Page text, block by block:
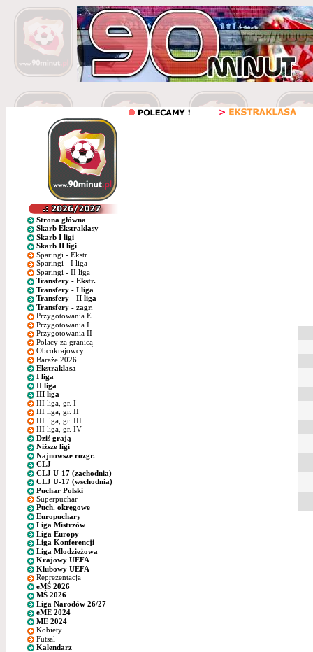
Strona główna
Skarb Ekstraklasy
Skarb I ligi
Skarb II ligi
Sparingi - Ekstr.
Sparingi - I liga
Sparingi - II liga
Transfery - Ekstr.
Transfery - I liga
Transfery - II liga
Transfery - zagr.
Przygotowania E
Przygotowania I
Przygotowania II
Polacy za granicą
Obcokrajowcy
Baraże 2026
Ekstraklasa
I liga
II liga
III liga
III liga, gr. I
III liga, gr. II
III liga, gr. III
III liga, gr. IV
Dziś grają
Niższe ligi
Najnowsze rozgr.
CLJ
CLJ U-17 (zachodnia)
CLJ U-17 (wschodnia)
Puchar Polski
Superpuchar
Puch. okręgowe
Europuchary
Liga Mistrzów
Liga Europy
Liga Konferencji
Liga Młodzieżowa
Krajowy UEFA
Klubowy UEFA
Reprezentacja
eMŚ 2026
MŚ 2026
Liga Narodów 26/27
eME 2024
ME 2024
Kobiety
Futsal
Kalendarz